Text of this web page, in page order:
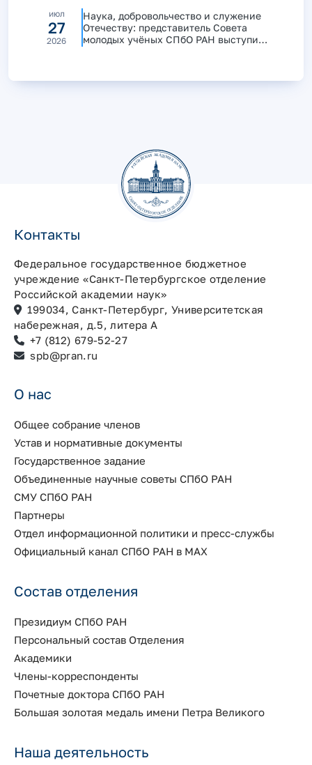
июл
27
2026
Наука, добровольчество и служение
Отечеству: представитель Совета
молодых учёных СПбО РАН выступила
Контакты
Федеральное государственное бюджетное
учреждение «Санкт-Петербургское отделение
Российской академии наук»
199034, Санкт-Петербург, Университетская
набережная, д.5, литера А
+7 (812) 679-52-27
spb@pran.ru
О нас
Общее собрание членов
Устав и нормативные документы
Государственное задание
Объединенные научные советы СПбО РАН
СМУ СПбО РАН
Партнеры
Отдел информационной политики и пресс-службы
Официальный канал СПбО РАН в MAX
Состав отделения
Президиум СПбО РАН
Персональный состав Отделения
Академики
Члены-корреспонденты
Почетные доктора СПбО РАН
Большая золотая медаль имени Петра Великого
Наша деятельность